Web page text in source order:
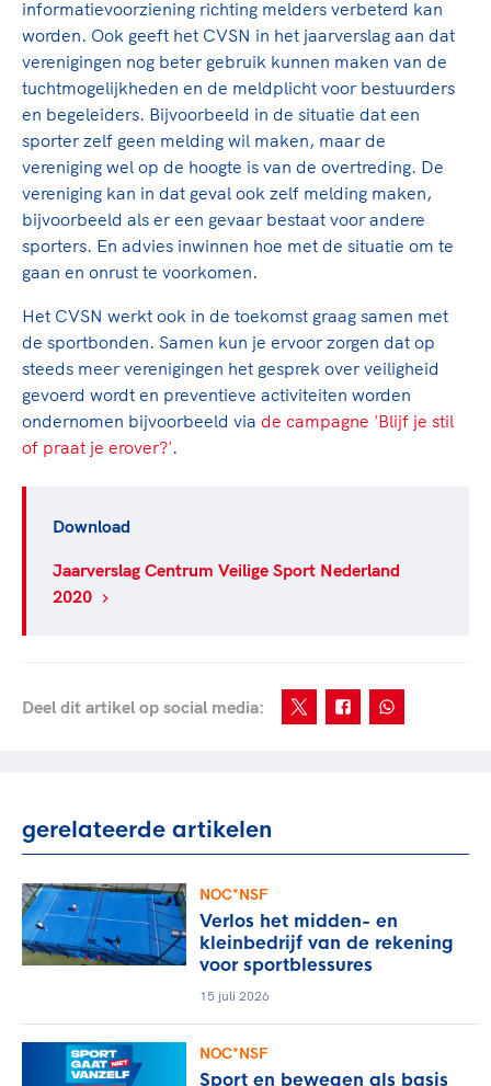
informatievoorziening richting melders verbeterd kan
worden. Ook geeft het CVSN in het jaarverslag aan dat
verenigingen nog beter gebruik kunnen maken van de
tuchtmogelijkheden en de meldplicht voor bestuurders
en begeleiders. Bijvoorbeeld in de situatie dat een
sporter zelf geen melding wil maken, maar de
vereniging wel op de hoogte is van de overtreding. De
vereniging kan in dat geval ook zelf melding maken,
bijvoorbeeld als er een gevaar bestaat voor andere
sporters. En advies inwinnen hoe met de situatie om te
gaan en onrust te voorkomen.
Het CVSN werkt ook in de toekomst graag samen met
de sportbonden. Samen kun je ervoor zorgen dat op
steeds meer verenigingen het gesprek over veiligheid
gevoerd wordt en preventieve activiteiten worden
ondernomen bijvoorbeeld via de campagne 'Blijf je stil
of praat je erover?'.
Download
Jaarverslag Centrum Veilige Sport Nederland
2020
Deel dit artikel op social media:
gerelateerde artikelen
NOC*NSF
Verlos het midden- en
kleinbedrijf van de rekening
voor sportblessures
15 juli 2026
NOC*NSF
Sport en bewegen als basis